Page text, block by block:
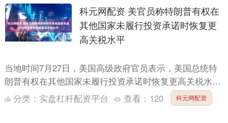
科元网配资 美官员称特朗普有权在
其他国家未履行投资承诺时恢复更
高关税水平
当地时间7月27日，美国高级政府官员表示，美国总统特
朗普有权在其他国家未履行投资承诺时恢复更高关税水
平。 该官员表示，欧盟希望继续就钢铁和铝关税问题与
分类： 实盘杠杆配资平台 查看： 120 科元网配资